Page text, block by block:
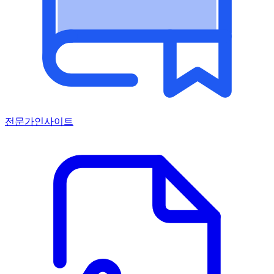
전문가인사이트